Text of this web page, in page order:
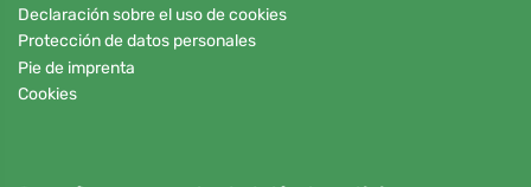
Declaración sobre el uso de cookies
Protección de datos personales
Pie de imprenta
Cookies